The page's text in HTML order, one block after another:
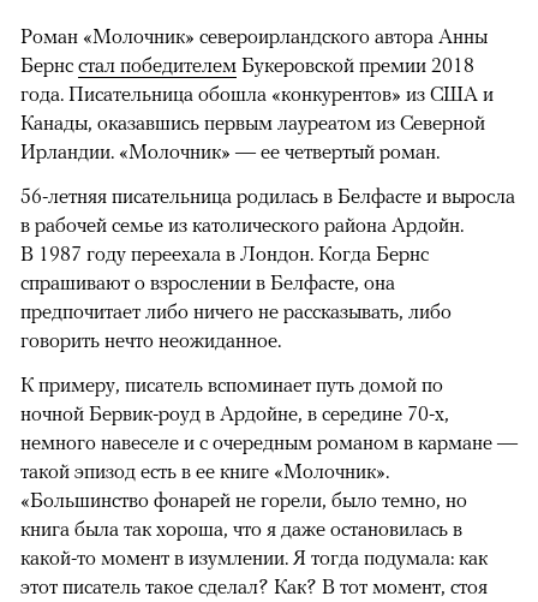
Роман «Молочник» североирландского автора Анны
Бернс стал победителем Букеровской премии 2018
года. Писательница обошла «конкурентов» из США и
Канады, оказавшись первым лауреатом из Северной
Ирландии. «Молочник» — ее четвертый роман.
56-летняя писательница родилась в Белфасте и выросла
в рабочей семье из католического района Ардойн.
В 1987 году переехала в Лондон. Когда Бернс
спрашивают о взрослении в Белфасте, она
предпочитает либо ничего не рассказывать, либо
говорить нечто неожиданное.
К примеру, писатель вспоминает путь домой по
ночной Бервик-роуд в Ардойне, в середине 70-х,
немного навеселе и с очередным романом в кармане —
такой эпизод есть в ее книге «Молочник».
«Большинство фонарей не горели, было темно, но
книга была так хороша, что я даже остановилась в
какой-то момент в изумлении. Я тогда подумала: как
этот писатель такое сделал? Как? В тот момент, стоя